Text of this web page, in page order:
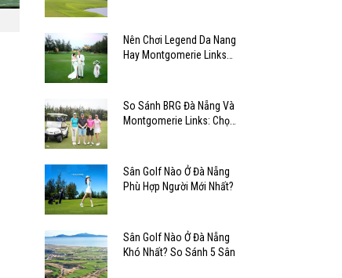
Nên Chơi Legend Da Nang
Hay Montgomerie Links
So Sánh BRG Đà Nẵng Và
Montgomerie Links: Chọn
Sân Golf Nào Ở Đà Nẵng
Phù Hợp Người Mới Nhất?
Sân Golf Nào Ở Đà Nẵng
Khó Nhất? So Sánh 5 Sân